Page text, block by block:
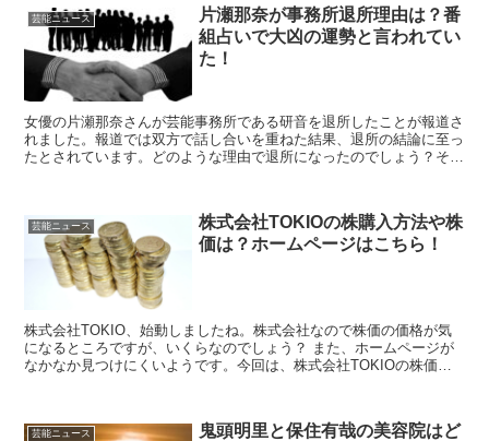
芸能ニュース
片瀬那奈が事務所退所理由は？番
組占いで大凶の運勢と言われてい
た！
女優の片瀬那奈さんが芸能事務所である研音を退所したことが報道さ
れました。報道では双方で話し合いを重ねた結果、退所の結論に至っ
たとされています。どのような理由で退所になったのでしょう？そこ
芸能ニュース
株式会社TOKIOの株購入方法や株
価は？ホームページはこちら！
株式会社TOKIO、始動しましたね。株式会社なので株価の価格が気
になるところですが、いくらなのでしょう？ また、ホームページが
なかなか見つけにくいようです。今回は、株式会社TOKIOの株価、
芸能ニュース
鬼頭明里と保住有哉の美容院はど